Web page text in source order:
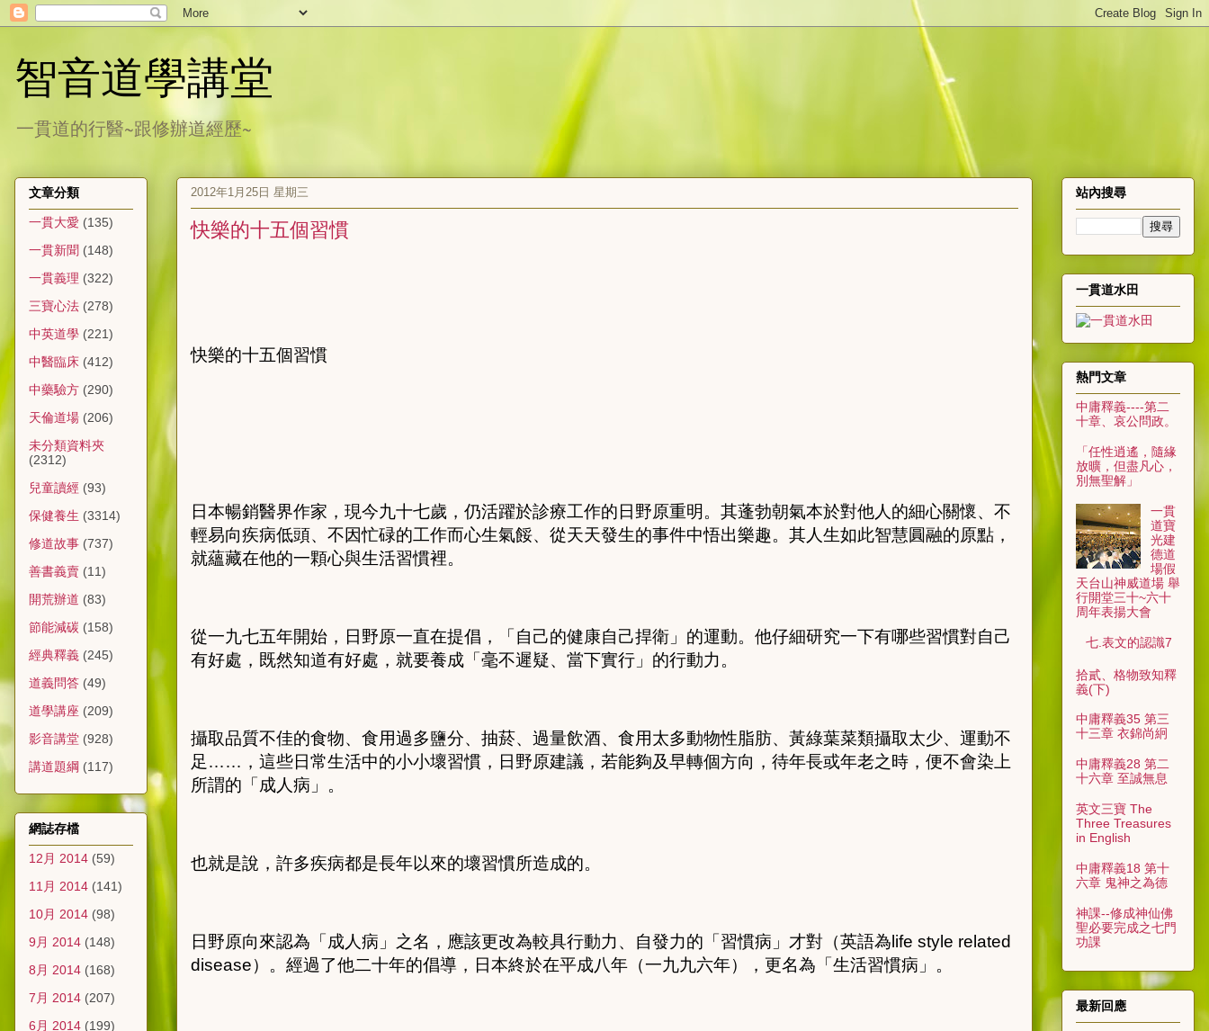
智音道學講堂
一貫道的行醫~跟修辦道經歷~
2012年1月25日 星期三
快樂的十五個習慣
快樂的十五個習慣
日本暢銷醫界作家，現今九十七歲，仍活躍於診療工作的日野原重明 。其蓬勃朝氣本於對他人的細心關懷、不
輕易向疾病低頭、不因忙碌的工作而心生氣餒、從天天發生的事件中悟出樂趣。其人生如此智慧圓融的原點，
就蘊藏在他的一顆心與生活習慣裡。
從一九七五年開始，日野原一直在提倡，「自己的健康自己捍衛」的運動。他仔細研究一下有哪些習慣對自己
有好處，既然知道有好處，就要養成「毫不遲疑、當下實行」的行動力。
攝取品質不佳的食物、食用過多鹽分、抽菸、過量飲酒、食用太多動物性脂肪、黃綠葉菜類攝取太少、運動不
足……，這些日常生活中的小小壞習慣，日野原建議，若能夠及早轉個方向，待年長或年老之時，便不會染上
所謂的「成人病」。
也就是說，許多疾病都是長年以來的壞習慣所造成的。
日野原向來認為「成人病」之名，應該更改為較具行動力、自發力的「習慣病」才對（英語為 life style related
disease）。經過了他二十年的倡導，日本終於在平成八年（一九九六年），更名為「生活習慣病」。
文章分類
一貫大愛 (135)
一貫新聞 (148)
一貫義理 (322)
三寶心法 (278)
中英道學 (221)
中醫臨床 (412)
中藥驗方 (290)
天倫道場 (206)
未分類資料夾
(2312)
兒童讀經 (93)
保健養生 (3314)
修道故事 (737)
善書義賣 (11)
開荒辦道 (83)
節能減碳 (158)
經典釋義 (245)
道義問答 (49)
道學講座 (209)
影音講堂 (928)
講道題綱 (117)
網誌存檔
12月 2014 (59)
11月 2014 (141)
10月 2014 (98)
9月 2014 (148)
8月 2014 (168)
7月 2014 (207)
6月 2014 (199)
站內搜尋
一貫道水田
熱門文章
中庸釋義----第二
十章、哀公問政。
「任性逍遙，隨緣
放曠，但盡凡心，
別無聖解」
一貫
道寶
光建
德道
場假
天台山神威道場 舉
行開堂三十~六十
周年表揚大會
七.表文的認識7
拾貳、格物致知釋
義(下)
中庸釋義35 第三
十三章 衣錦尚絅
中庸釋義28 第二
十六章 至誠無息
英文三寶 The
Three Treasures
in English
中庸釋義18 第十
六章 鬼神之為德
神課--修成神仙佛
聖必要完成之七門
功課
最新回應